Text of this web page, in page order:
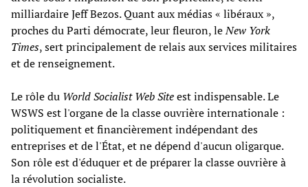
milliardaire Jeff Bezos. Quant aux médias « libéraux »,
proches du Parti démocrate, leur fleuron, leNew York
Times, sert principalement de relais aux services militaires
et de renseignement.
Le rôle du World Socialist Web Siteest indispensable. Le
WSWS est l'organe de la classe ouvrière internationale :
politiquement et financièrement indépendant des
entreprises et de l'État, et ne dépend d'aucun oligarque.
Son rôle est d'éduquer et de préparer la classe ouvrière à
la révolution socialiste.